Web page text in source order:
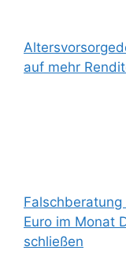
auf mehr
Euro im Monat
schließen